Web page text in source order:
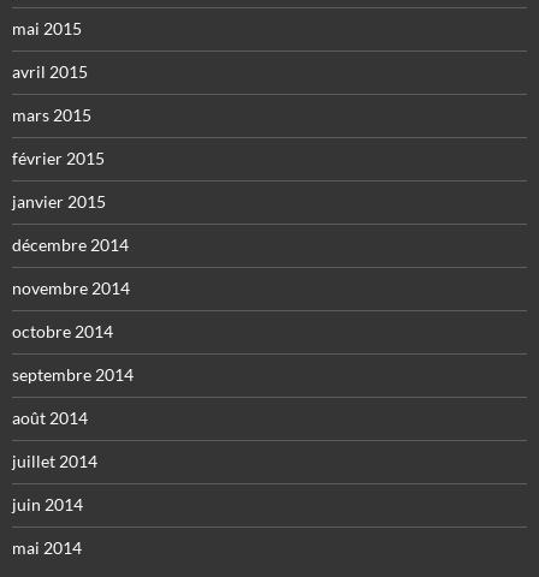
mai 2015
avril 2015
mars 2015
février 2015
janvier 2015
décembre 2014
novembre 2014
octobre 2014
septembre 2014
août 2014
juillet 2014
juin 2014
mai 2014